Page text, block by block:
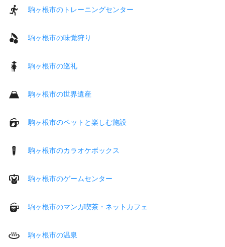
駒ヶ根市のトレーニングセンター
駒ヶ根市の味覚狩り
駒ヶ根市の巡礼
駒ヶ根市の世界遺産
駒ヶ根市のペットと楽しむ施設
駒ヶ根市のカラオケボックス
駒ヶ根市のゲームセンター
駒ヶ根市のマンガ喫茶・ネットカフェ
駒ヶ根市の温泉